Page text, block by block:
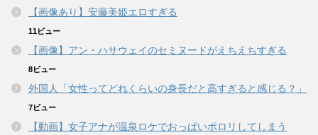
【画像あり】安藤美姫エロすぎる
11ビュー
【画像】アン・ハサウェイのセミヌードがえちえちすぎる
8ビュー
外国人「女性ってどれくらいの身長だと高すぎると感じる？」
7ビュー
【動画】女子アナが温泉ロケでおっぱいポロリしてしまう